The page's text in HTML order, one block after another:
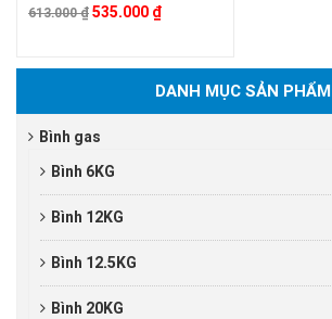
613.000₫ 535.000 ₫
DANH MỤC SẢN PHẨM
Bình gas
Bình 6KG
Bình 12KG
Bình 12.5KG
Bình 20KG